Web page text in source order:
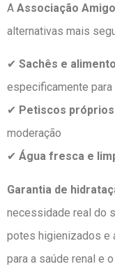
A Associação
alternativas mais
✔ Sachês e
especificamente para
✔ Petiscos
moderação
✔ Água fresca e
Garantia de
necessidade real do
potes higienizados e
para a saúde renal e